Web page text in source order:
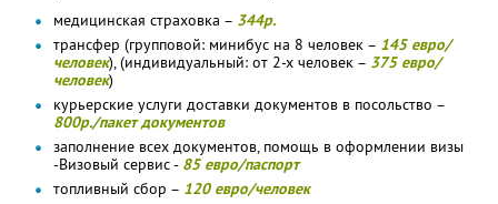
медицинская страховка – 344р.
трансфер (групповой: минибус на 8 человек – 145 евро/
человек), (индивидуальный: от 2-х человек – 375 евро/
человек)
курьерские услуги доставки документов в посольство –
800р./пакет документов
заполнение всех документов, помощь в оформлении визы
-Визовый сервис - 85 евро/паспорт
топливный сбор – 120 евро/человек